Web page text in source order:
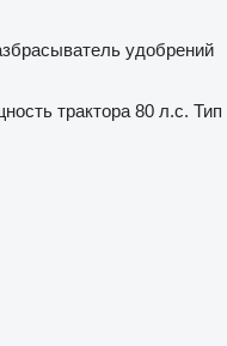
удобрений
трактора 80 л.с. Тип